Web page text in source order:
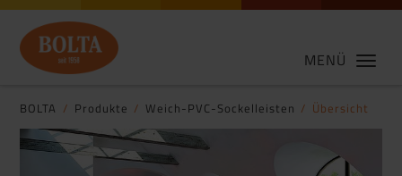
MENÜ
BOLTA Produkte Weich-PVC-Sockelleisten Übersicht